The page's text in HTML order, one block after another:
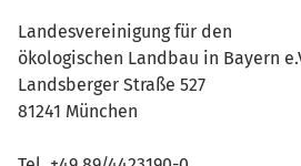
Landesvereinigung für den
ökologischen Landbau in Bayern
Landsberger Straße 527
81241 München